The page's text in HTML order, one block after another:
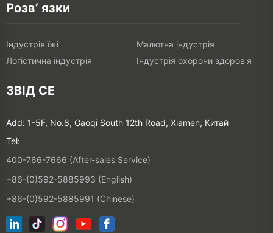
Розв’ язки
Індустрія їжі
Малютна індустрія
Логістична індустрія
Індустрія охорони здоров'я
ЗВІД СЕ
Add: 1-5F, No.8, Gaoqi South 12th Road, Xiamen, Китай
Tel:
400-766-7666 (After-sales Service)
+86-(0)592-5885993 (English)
+86-(0)592-5885991 (Chinese)